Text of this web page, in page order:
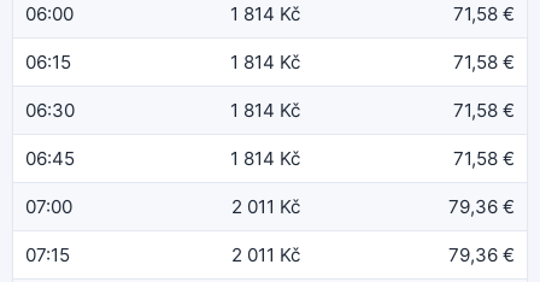
06:00 1 814 Kč 71,58 €
06:15 1 814 Kč 71,58 €
06:30 1 814 Kč 71,58 €
06:45 1 814 Kč 71,58 €
07:00 2 011 Kč 79,36 €
07:15 2 011 Kč 79,36 €